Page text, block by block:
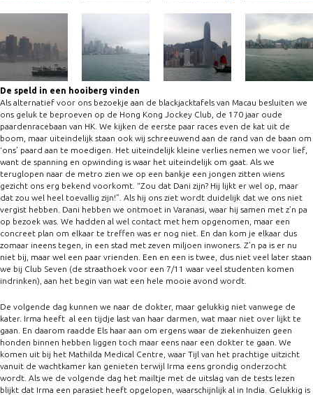
De speld in een hooiberg vinden
Als alternatief voor ons bezoekje aan de blackjacktafels van Macau besluiten we
ons geluk te beproeven op de Hong Kong Jockey Club, de 170 jaar oude
paardenracebaan van HK. We kijken de eerste paar races even de kat uit de
boom, maar uiteindelijk staan ook wij schreeuwend aan de rand van de baan om
‘ons’ paard aan te moedigen. Het uiteindelijk kleine verlies nemen we voor lief,
want de spanning en opwinding is waar het uiteindelijk om gaat. Als we
teruglopen naar de metro zien we op een bankje een jongen zitten wiens
gezicht ons erg bekend voorkomt. “Zou dat Dani zijn? Hij lijkt er wel op, maar
dat zou wel heel toevallig zijn!”. Als hij ons ziet wordt duidelijk dat we ons niet
vergist hebben. Dani hebben we ontmoet in Varanasi, waar hij samen met z’n pa
op bezoek was. We hadden al wel contact met hem opgenomen, maar een
concreet plan om elkaar te treffen was er nog niet. En dan kom je elkaar dus
zomaar ineens tegen, in een stad met zeven miljoen inwoners. Z’n pa is er nu
niet bij, maar wel een paar vrienden. Een en een is twee, dus niet veel later staan
we bij Club Seven (de straathoek voor een 7/11 waar veel studenten komen
indrinken), aan het begin van wat een hele mooie avond wordt.
De volgende dag kunnen we naar de dokter, maar gelukkig niet vanwege de
kater. Irma heeft al een tijdje last van haar darmen, wat maar niet over lijkt te
gaan. En daarom raadde Els haar aan om ergens waar de ziekenhuizen geen
honden binnen hebben liggen toch maar eens naar een dokter te gaan. We
komen uit bij het Mathilda Medical Centre, waar Tijl van het prachtige uitzicht
vanuit de wachtkamer kan genieten terwijl Irma eens grondig onderzocht
wordt. Als we de volgende dag het mailtje met de uitslag van de tests lezen
blijkt dat Irma een parasiet heeft opgelopen, waarschijnlijk al in India. Gelukkig is